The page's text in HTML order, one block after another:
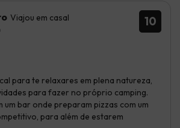
10
Viajou em casal
para te relaxares em plena natureza,
para fazer no próprio camping.
um bar onde preparam pizzas com um
para além de estarem